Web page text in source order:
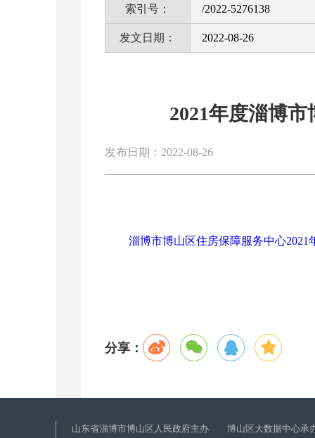
索引号： /2022-5276138
发文日期： 2022-08-26
2021年度淄博
发布日期：2022-08-26
淄博市博山区住房保障服务中心2021
分享：
山东省淄博市博山区人民政府主办 博山区大数据中心承